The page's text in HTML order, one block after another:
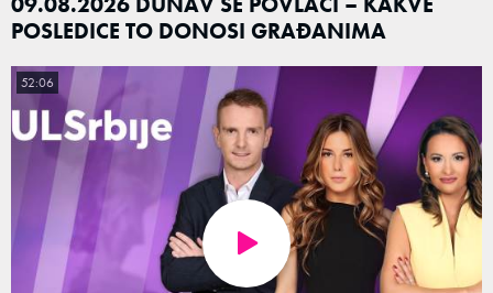
POSLEDICE TO DONOSI GRAĐANIMA
52:06